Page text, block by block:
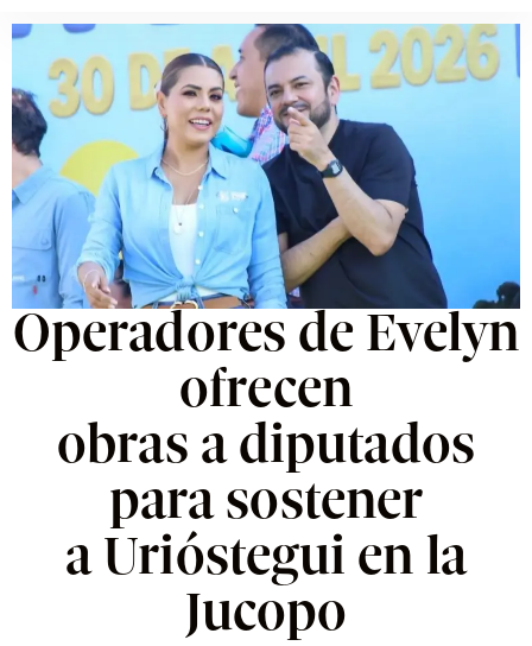
Operadores de Evelyn
ofrecen
obras a diputados
para sostener
a Urióstegui en la
Jucopo